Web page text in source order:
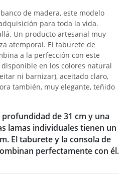
de madera, este modelo
para toda la vida.
Un producto artesanal muy
atemporal. El taburete de
a la perfección con este
disponible en los colores natural
ni barnizar), aceitado claro,
también, muy elegante, teñido
de 31 cm y una
lamas individuales tienen un
El taburete y la consola de
perfectamente con él.